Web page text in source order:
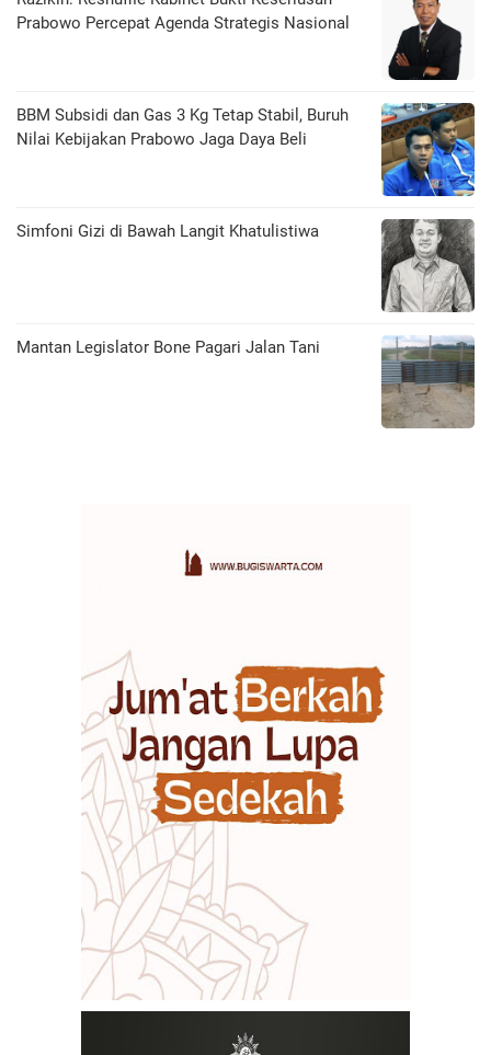
Prabowo Percepat Agenda Strategis Nasional
BBM Subsidi dan Gas 3 Kg Tetap Stabil, Buruh
Nilai Kebijakan Prabowo Jaga Daya Beli
​Simfoni Gizi di Bawah Langit Khatulistiwa
Mantan Legislator Bone Pagari Jalan Tani